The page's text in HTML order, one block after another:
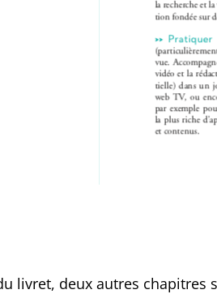
livret, deux autres chapitres